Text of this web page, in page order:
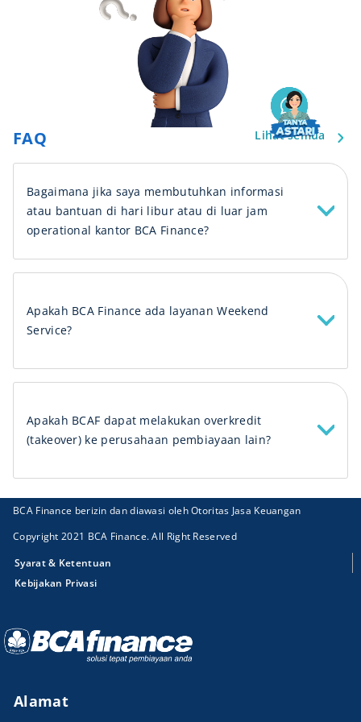
FAQ Lihat semua
Bagaimana jika saya membutuhkan informasi
atau bantuan di hari libur atau di luar jam
operational kantor BCA Finance?
Apakah BCA Finance ada layanan Weekend
Service?
Apakah BCAF dapat melakukan overkredit
(takeover) ke perusahaan pembiayaan lain?
BCA Finance berizin dan diawasi oleh Otoritas Jasa Keuangan
Copyright 2021 BCA Finance. All Right Reserved
Syarat & Ketentuan
Kebijakan Privasi
Alamat